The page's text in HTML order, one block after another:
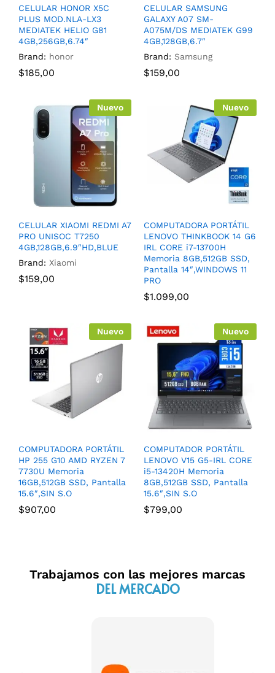
CELULAR HONOR X5C
PLUS MOD.NLA-LX3
MEDIATEK HELIO G81
4GB,256GB,6.74″
Brand: honor
$185,00
CELULAR SAMSUNG
GALAXY A07 SM-
A075M/DS MEDIATEK G99
4GB,128GB,6.7″
Brand: Samsung
$159,00
Nuevo
CELULAR XIAOMI REDMI A7
PRO UNISOC T7250
4GB,128GB,6.9″HD,BLUE
Brand: Xiaomi
$159,00
Nuevo
COMPUTADORA PORTÁTIL
LENOVO THINKBOOK 14 G6
IRL CORE i7-13700H
Memoria 8GB,512GB SSD,
Pantalla 14″,WINDOWS 11
PRO
$1.099,00
Nuevo
COMPUTADORA PORTÁTIL
HP 255 G10 AMD RYZEN 7
7730U Memoria
16GB,512GB SSD, Pantalla
15.6″,SIN S.O
$907,00
Nuevo
COMPUTADOR PORTÁTIL
LENOVO V15 G5-IRL CORE
i5-13420H Memoria
8GB,512GB SSD, Pantalla
15.6″,SIN S.O
$799,00
Trabajamos con las mejores marcas
DEL MERCADO